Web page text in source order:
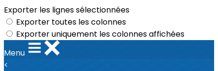
Exporter les lignes sélectionnées
Exporter toutes les colonnes
Exporter uniquement les colonnes affichées
Menu
<